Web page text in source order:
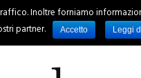
RUBRICHE SPORT
Inoltre forniamo
partner.
Accetto Leggi